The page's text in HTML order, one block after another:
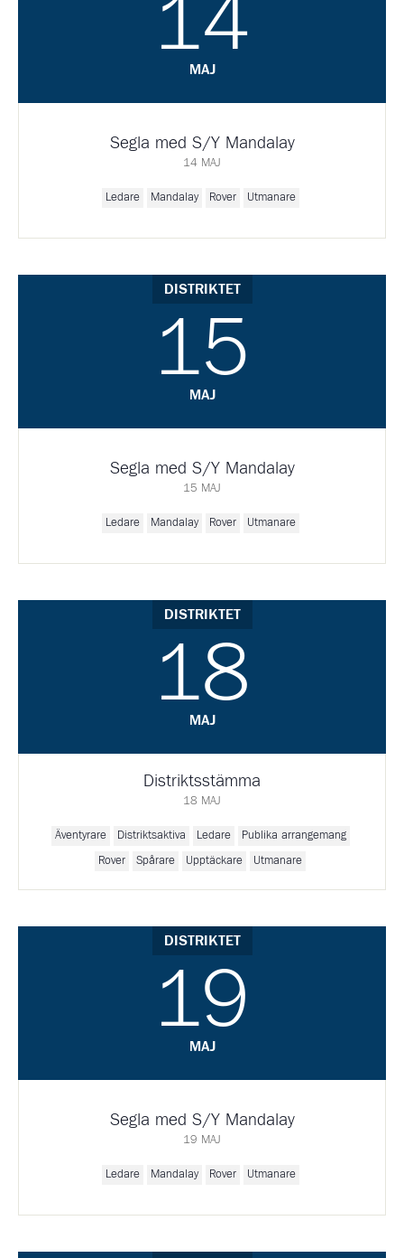
14
MAJ
Segla med S/Y Mandalay
14 MAJ
Ledare Mandalay Rover Utmanare
DISTRIKTET
15
MAJ
Segla med S/Y Mandalay
15 MAJ
Ledare Mandalay Rover Utmanare
DISTRIKTET
18
MAJ
Distriktsstämma
18 MAJ
Äventyrare Distriktsaktiva Ledare Publika arrangemang
Rover Spårare Upptäckare Utmanare
DISTRIKTET
19
MAJ
Segla med S/Y Mandalay
19 MAJ
Ledare Mandalay Rover Utmanare